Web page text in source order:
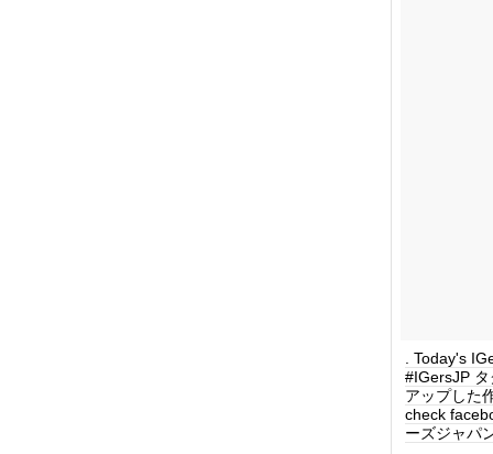
. Today's
#IGersJP
アップした
check
ーズジャパ